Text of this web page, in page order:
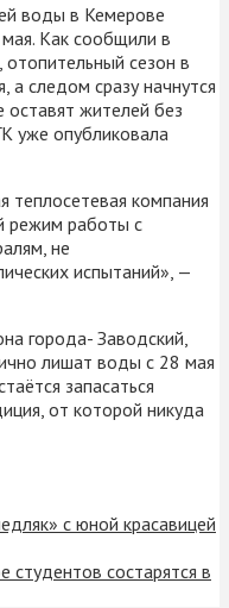
воды в Кемерове
Как сообщили в
сезон в
а следом сразу начнутся
оставят жителей без
уже опубликовала
теплосетевая компания
режим работы с
не
испытаний», —
города- Заводский,
лишат воды с 28 мая
запасаться
от которой никуда
с юной красавицей
студентов состарятся в